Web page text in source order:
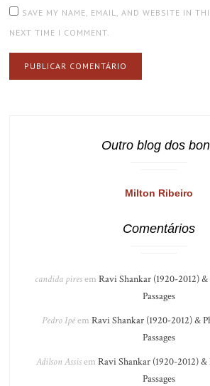
SAVE MY NAME, EMAIL, AND WEBSITE IN
NEXT TIME I COMMENT.
Outro blog dos
Milton Ribeiro
Comentários
candida piresem Ravi Shankar (1920-2012)
Passages
Pedro Ipêem Ravi Shankar (1920-2012) &
Passages
Adilson Assisem Ravi Shankar (1920-2012) &
Passages